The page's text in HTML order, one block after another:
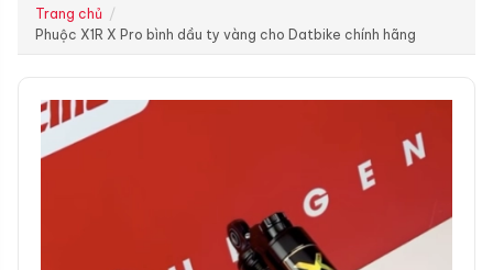
Trang chủ
Phuộc X1R X Pro bình dầu ty vàng cho Datbike chính hãng